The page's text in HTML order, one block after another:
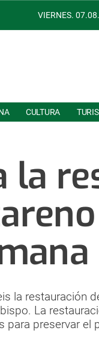
VIERNES.
CULTURA
la
la restauración
La
para preservar el